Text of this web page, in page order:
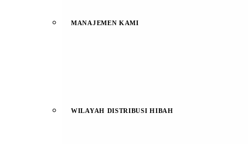
MANAJEMEN KAMI
WILAYAH DISTRIBUSI HIBAH